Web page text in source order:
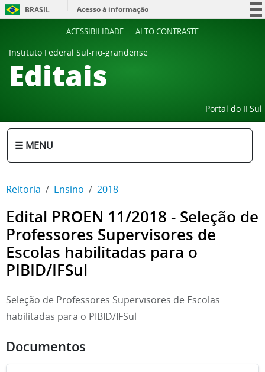
BRASIL
Acesso à informação
ACESSIBILIDADE ALTO CONTRASTE
Instituto Federal Sul-rio-grandense
Editais
Portal do IFSul
☰ MENU
Reitoria Ensino 2018
Edital PROEN 11/2018 - Seleção de
Professores Supervisores de
Escolas habilitadas para o
PIBID/IFSul
Seleção de Professores Supervisores de Escolas
habilitadas para o PIBID/IFSul
Documentos